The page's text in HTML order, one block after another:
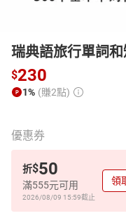
瑞典語旅行單詞和
$230
1% (賺2點)
優惠券
折$50
滿555元可用
2026/08/09 15:59截止
領